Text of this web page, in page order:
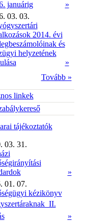
januárig
»
03. 03.
2014. évi
és
helyzetének
»
Tovább »
linkek
tájékoztatók
03. 31.
»
01. 07.
kézikönyv
 II.
»